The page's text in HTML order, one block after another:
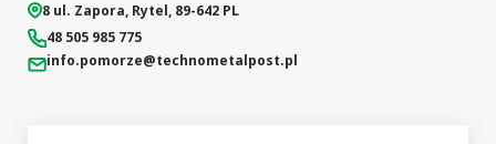
8 ul. Zapora, Rytel, 89-642 PL
48 505 985 775
info.pomorze@technometalpost.pl